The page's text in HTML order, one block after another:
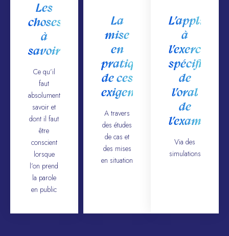
Les
choses
à
savoir
Ce qu’il
faut
absolument
savoir et
dont il faut
être
conscient
lorsque
l’on prend
la parole
en public
La
mise
en
pratique
de ces
exigences
A travers
des études
de cas et
des mises
en situation
à
l’exercice
spécifique
de
l’oral
de
l’examen
Via des
simulations